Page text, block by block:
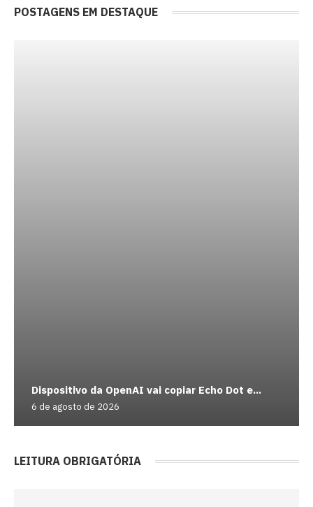
POSTAGENS EM DESTAQUE
Dispositivo da OpenAI vai copiar Echo Dot e...
6 de agosto de 2026
LEITURA OBRIGATÓRIA